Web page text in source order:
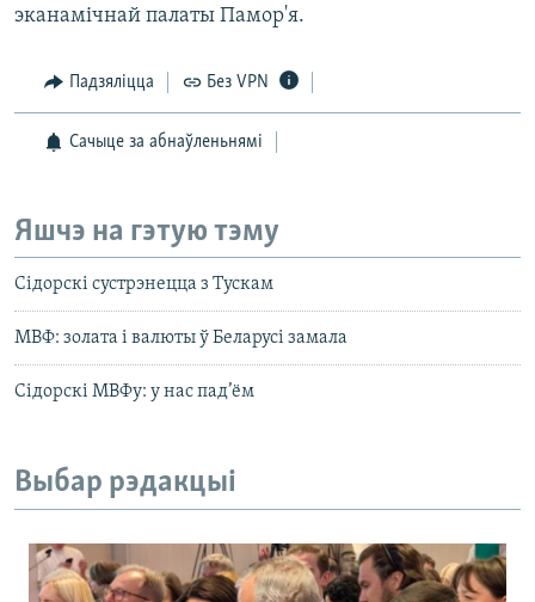
эканамічнай палаты Памор'я.
Падзяліцца Без VPN
Сачыце за абнаўленьнямі
Яшчэ на гэтую тэму
Сідорскі сустрэнецца з Тускам
МВФ: золата і валюты ў Беларусі замала
Сідорскі МВФу: у нас пад’ём
Выбар рэдакцыі